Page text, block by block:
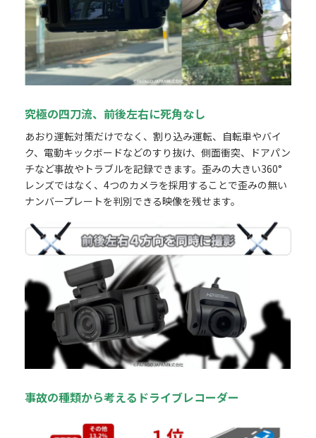
究極の四刀流、前後左右に死角なし
あおり運転対策だけでなく、割り込み運転、自転車やバイ
ク、電動キックボードなどのすり抜け、側面衝突、ドアパン
チなど事故やトラブルを記録できます。歪みの大きい360°
レンズではなく、4つのカメラを採用することで歪みの無い
ナンバープレートを判別できる映像を残せます。
事故の種類から考えるドライブレコーダー